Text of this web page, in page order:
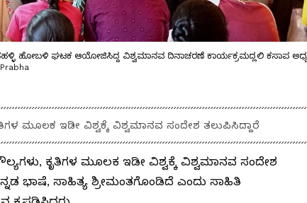
ಹೋಬಳಿ ಘಟಕ ಆಯೋಜಿಸಿದ್ದ ವಿಶ್ವಮಾನವ ದಿನಾಚರಣೆ ಕಾರ್ಯಕ್ರಮದ್ಲಲಿ ಕಸಾಪ
ಮೂಲಕ ಇಡೀ ವಿಶ್ವಕ್ಕೆ ವಿಶ್ವಮಾನವ ಸಂದೇಶ ತಲುಪಿಸಿದ್ದಾರೆ
ಕೃತಿಗಳ ಮೂಲಕ ಇಡೀ ವಿಶ್ವಕ್ಕೆ ವಿಶ್ವಮಾನವ ಸಂದೇಶ
ಭಾಷೆ, ಸಾಹಿತ್ಯ ಶ್ರೀಮಂತಗೊಂಡಿದೆ ಎಂದು ಸಾಹಿತಿ